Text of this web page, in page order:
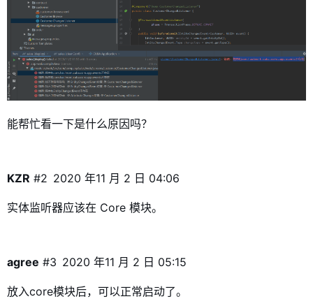
能帮忙看一下是什么原因吗？
KZR 2020 年11 月 2 日 04:06
#2
实体监听器应该在 Core 模块。
agree 2020 年11 月 2 日 05:15
#3
放入core模块后，可以正常启动了。